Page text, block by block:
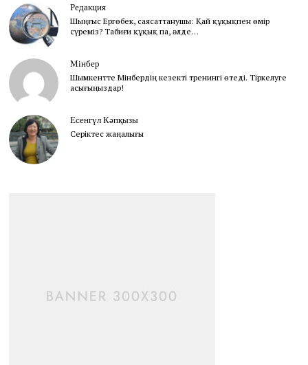
Редакция
Шыңғыс Ергөбек, cаясаттанушы: Қай құқықпен өмір
сүреміз? Табиғи құқық па, әлде…
Мінбер
Шымкентте Мінбердің кезекті тренингі өтеді. Тіркелуге
асығыңыздар!
Есенгүл Кәпқызы
Серіктес жаңалығы